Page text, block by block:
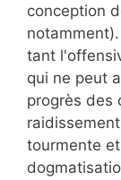
conception
tant
qui ne peut
progrès des
tourmente